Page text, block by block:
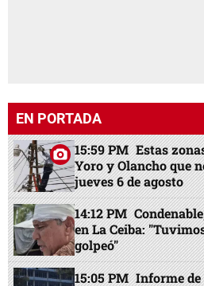
EN PORTADA
15:59 PM Estas
Yoro y Olancho que
jueves 6 de agosto
14:12 PM
en La Ceiba:
golpeó"
15:05 PM Informe de